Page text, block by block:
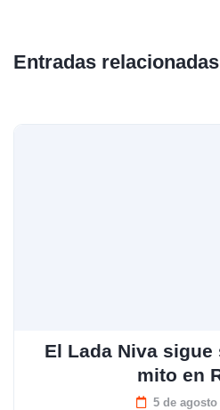
Entradas relacionadas
El Lada Niva
mito en
5 de agosto